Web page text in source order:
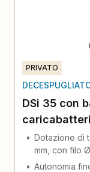
PRIVATO
DSi 35 con
Dotazione di
mm, con filo
Autonomia